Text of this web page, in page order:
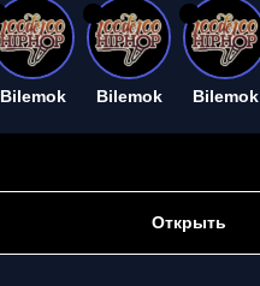
Bilemok Bilemok Bilemok
Открыть